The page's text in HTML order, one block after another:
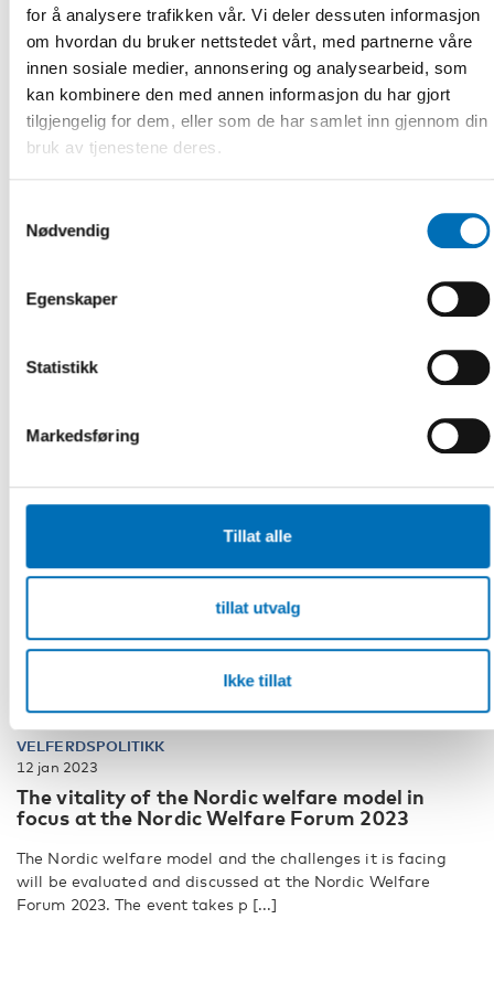
for å analysere trafikken vår. Vi deler dessuten informasjon
om hvordan du bruker nettstedet vårt, med partnerne våre
innen sosiale medier, annonsering og analysearbeid, som
kan kombinere den med annen informasjon du har gjort
tilgjengelig for dem, eller som de har samlet inn gjennom din
bruk av tjenestene deres.
Nødvendig
Egenskaper
Statistikk
Markedsføring
Tillat alle
tillat utvalg
Ikke tillat
VELFERDSPOLITIKK
3 apr 2023
The Nordic Welfare Forum 2023 takes place on 2 June in
and discuss the Nordic [...]
VELFERDSPOLITIKK
12 jan 2023
The vitality of the Nordic welfare model in
focus at the Nordic Welfare Forum 2023
The Nordic welfare model and the challenges it is facing
will be evaluated and discussed at the Nordic Welfare
Forum 2023. The event takes p [...]